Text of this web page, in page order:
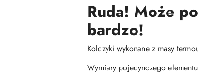
Ruda! Może
bardzo!
Kolczyki wykonane z masy
Wymiary pojedynczego